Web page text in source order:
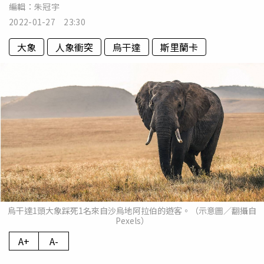
編輯： 朱冠宇
2022-01-27 23:30
大象 人象衝突 烏干達 斯里蘭卡
烏干達1頭大象踩死1名來自沙烏地阿拉伯的遊客。（示意圖／翻攝自
Pexels）
A+ A-